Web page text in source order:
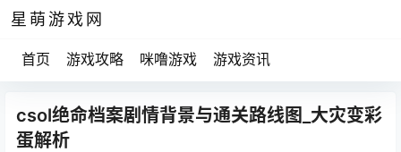
星萌游戏网
首页 游戏攻略 咪噜游戏 游戏资讯
csol绝命档案剧情背景与通关路线图_大灾变彩
蛋解析